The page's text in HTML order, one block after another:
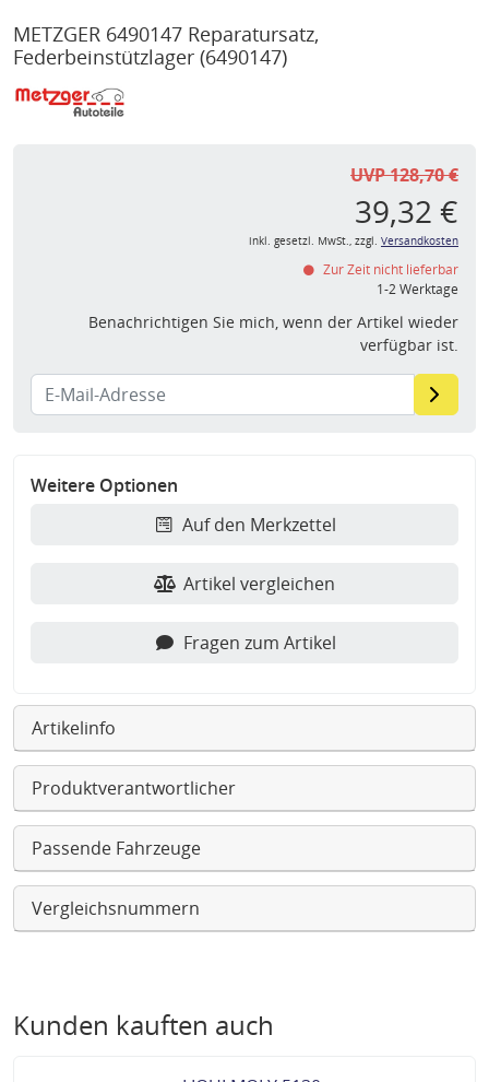
METZGER 6490147 Reparatursatz,
Federbeinstützlager (6490147)
UVP 128,70 €
39,32 €
inkl. gesetzl. MwSt., zzgl. Versandkosten
Zur Zeit nicht lieferbar
1-2 Werktage
Benachrichtigen Sie mich, wenn der Artikel wieder
verfügbar ist.
Weitere Optionen
Auf den Merkzettel
Artikel vergleichen
Fragen zum Artikel
Artikelinfo
Produktverantwortlicher
Passende Fahrzeuge
Vergleichsnummern
Kunden kauften auch